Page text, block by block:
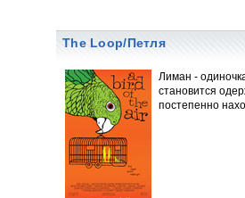
The Loop/Петля
Лиман -
становится
постепенно